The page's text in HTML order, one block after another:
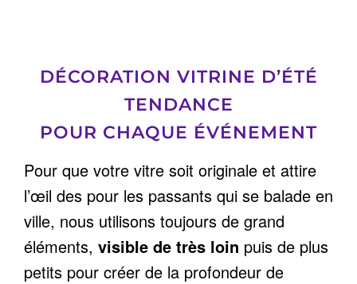
DÉCORATION VITRINE D’ÉTÉ
TENDANCE
POUR CHAQUE ÉVÉNEMENT
Pour que votre vitre soit originale et attire
l’œil des pour les passants qui se balade en
ville, nous utilisons toujours de grand
éléments, visible de très loin puis de plus
petits pour créer de la profondeur de